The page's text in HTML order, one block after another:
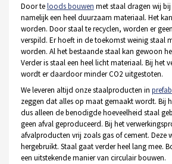
Door teloods bouwen met staal dragen wij
namelijk een heel duurzaam materiaal. Het
worden. Door staal te recyclen, worden er
verspild. Er hoeft in de toekomst weinig staal
worden. Al het bestaande staal kan gewoon
Verder is staal een heel licht materiaal. Bij het
wordt er daardoor minder CO2 uitgestoten.
We leveren altijd onze staalproducten in
zeggen dat alles op maat gemaakt wordt. Bij
dus alleen de benodigde hoeveelheid staal
geen afval geproduceerd. Bij het
afvalproducten vrij zoals gas of cement. Deze
hergebruikt. Staal gaat verder heel lang mee.
een uitstekende manier van circulair bouwen.